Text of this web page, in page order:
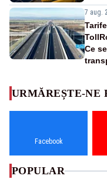
7 aug.
Ce
URMĂREȘTE-NE
Facebook
POPULAR